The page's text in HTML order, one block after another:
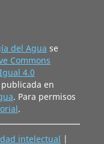
del Agua se
Commons
4.0
en
. Para permisos
.
intelectual |